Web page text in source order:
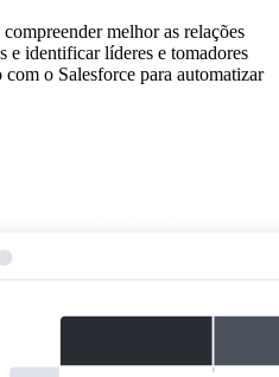
melhor as relações
e identificar líderes e tomadores
o Salesforce para automatizar